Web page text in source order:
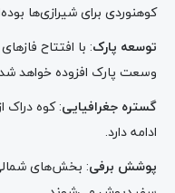
کوهنوردی برای شیرازی‌ها
توسعه پارک: با افتتاح
وسعت پارک افزوده خواهد
گستره جغرافیایی: کوه دراک
ادامه دارد.
پوشش برفی: بخش‌های شمالی